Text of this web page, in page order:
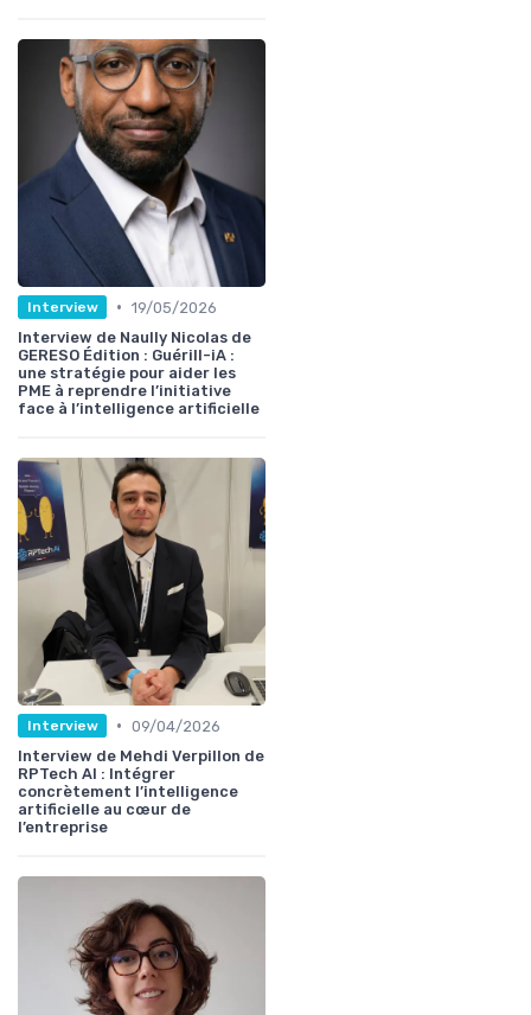
Interview • 19/05/2026
Interview de Naully Nicolas de
GERESO Édition : Guérill-iA :
une stratégie pour aider les
PME à reprendre l’initiative
face à l’intelligence artificielle
Interview • 09/04/2026
Interview de Mehdi Verpillon de
RPTech AI : Intégrer
concrètement l’intelligence
artificielle au cœur de
l’entreprise